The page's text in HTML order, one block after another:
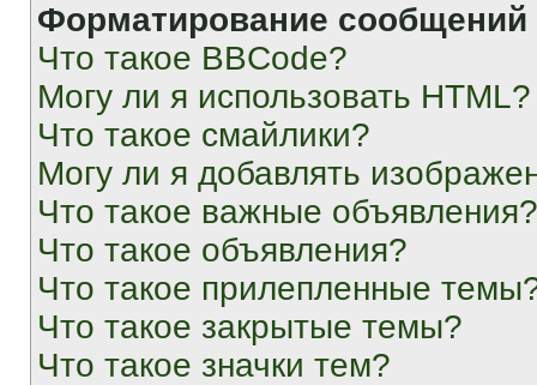
Форматирование
Что такое BBCode?
Могу ли я использовать HTML?
Что такое смайлики?
Могу ли я добавлять
Что такое важные объявления?
Что такое объявления?
Что такое прилепленные
Что такое закрытые темы?
Что такое значки тем?